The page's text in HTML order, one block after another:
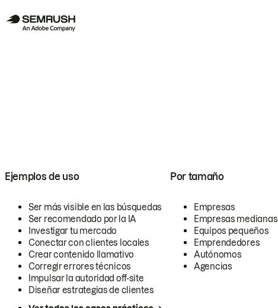
Ejemplos de uso
Ser más visible en las búsquedas
Ser recomendado por la IA
Investigar tu mercado
Conectar con clientes locales
Crear contenido llamativo
Corregir errores técnicos
Impulsar la autoridad off-site
Diseñar estrategias de clientes
Por tamaño
Empresas
Empresas medianas
Equipos pequeños
Emprendedores
Autónomos
Agencias